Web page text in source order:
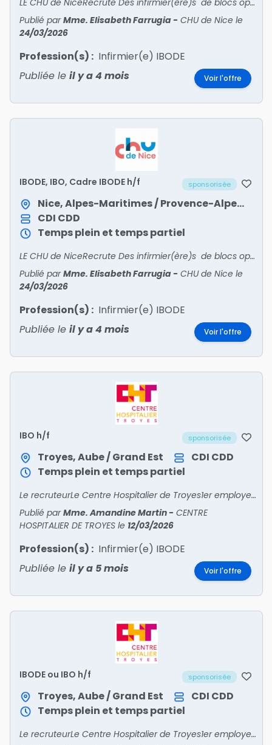
LE CHU de NiceRecrute Des infirmier(ère)s de blocs opératoires et des Cadres de Santé de blocs Rejoignez le pôle des blocs opératoires et de stérilisation du CHU de Nice !Vous aspir
Publié parMme. Elisabeth Farrugia- CHU de Nice le
24/03/2026
Profession(s) : Infirmier(e) IBODE
Publiée le il y a 4 mois Voir l'offre
IBODE, IBO, Cadre IBODE h/f sponsorisée
Nice, Alpes-Maritimes / Provence-Alpes-Côte d'Azur
CDI CDD
Temps plein et temps partiel
LE CHU de NiceRecrute Des infirmier(ère)s de blocs opératoires et des Cadres de Santé de blocs Rejoignez le pôle des blocs opératoires et de stérilisation du CHU de Nice !Vous aspir
Publié parMme. Elisabeth Farrugia- CHU de Nice le
24/03/2026
Profession(s) : Infirmier(e) IBODE
Publiée le il y a 4 mois Voir l'offre
IBO h/f sponsorisée
Troyes, Aube / Grand Est CDI CDD
Temps plein et temps partiel
Le recruteurLe Centre Hospitalier de Troyes1er employeur de l'Aube, établissement support des Hôpitaux Champagne sudDiversité des profils patients, avec un bassin de population de 300 000 habitan
Publié parMme. Amandine Martin- CENTRE
HOSPITALIER DE TROYES le 12/03/2026
Profession(s) : Infirmier(e) IBODE
Publiée le il y a 5 mois Voir l'offre
IBODE ou IBO h/f sponsorisée
Troyes, Aube / Grand Est CDI CDD
Temps plein et temps partiel
Le recruteurLe Centre Hospitalier de Troyes1er employeur de l'Aube, établissement support des Hôpitaux Champagne sudDiversité des profils patients, avec un bassin de population de 300 000 habitan